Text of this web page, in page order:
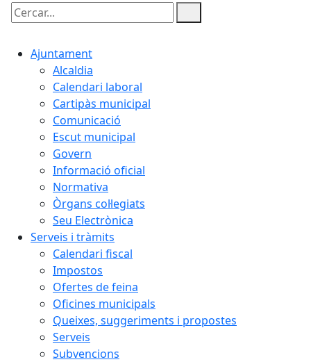
Cercar:
Ajuntament
Alcaldia
Calendari laboral
Cartipàs municipal
Comunicació
Escut municipal
Govern
Informació oficial
Normativa
Òrgans col·legiats
Seu Electrònica
Serveis i tràmits
Calendari fiscal
Impostos
Ofertes de feina
Oficines municipals
Queixes, suggeriments i propostes
Serveis
Subvencions